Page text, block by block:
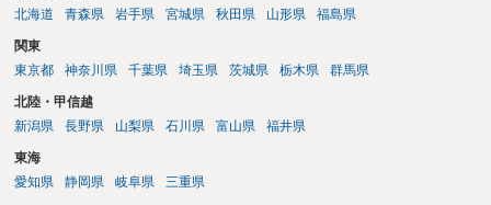
北海道
青森県 岩手県 宮城県 秋田県 山形県 福島県
関東
東京都
神奈川県 千葉県 埼玉県 茨城県 栃木県 群馬県
北陸・甲信越
新潟県
長野県 山梨県 石川県 富山県 福井県
東海
愛知県
静岡県 岐阜県 三重県